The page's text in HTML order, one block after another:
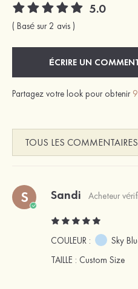
5.0
( Basé sur 2 avis )
ÉCRIRE UN
Partagez votre look pour obtenir
TOUS LES
S Sandi Acheteur
COULEUR :
Sky
TAILLE : Custom Size